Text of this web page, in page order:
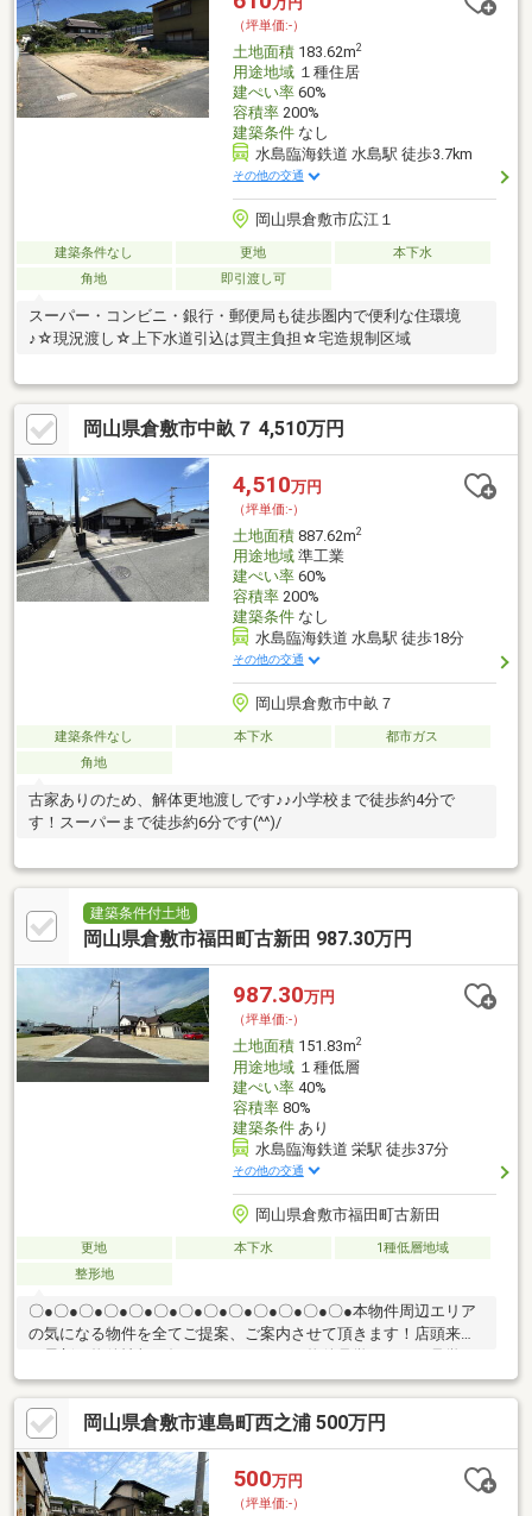
（坪単価:-）
土地面積183.62m2
用途地域１種住居
建ぺい率60%
容積率200%
建築条件なし
水島臨海鉄道 水島駅 徒歩3.7km
その他の交通
岡山県倉敷市広江１
建築条件なし 更地
本下水
角地
即引渡し可
スーパー・コンビニ・銀行・郵便局も徒歩圏内で便利な住環境
♪☆現況渡し☆上下水道引込は買主負担☆宅造規制区域
岡山県倉敷市中畝７ 4,510万円
4,510万円
（坪単価:-）
土地面積887.62m2
用途地域準工業
建ぺい率60%
容積率200%
建築条件なし
水島臨海鉄道 水島駅 徒歩18分
その他の交通
岡山県倉敷市中畝７
建築条件なし 本下水
都市ガス
角地
古家ありのため、解体更地渡しです♪♪小学校まで徒歩約4分で
す！スーパーまで徒歩約6分です(^^)/
建築条件付土地
岡山県倉敷市福田町古新田 987.30万円
987.30万円
（坪単価:-）
土地面積151.83m2
用途地域１種低層
建ぺい率40%
容積率80%
建築条件あり
水島臨海鉄道 栄駅 徒歩37分
その他の交通
岡山県倉敷市福田町古新田
更地 本下水
1種低層地域
整形地
〇●〇●〇●〇●〇●〇●〇●〇●〇●〇●〇●〇●〇●本物件周辺エリア
の気になる物件を全てご提案、ご案内させて頂きます！店頭来店
で最新の物件情報を知りたい！まとめて物件見学ができる見学ツ
アーは【その場で確定！ 見学予約する（無料）からご予約下さ
い】〇●〇●〇●〇●〇●〇●〇●〇●〇●〇●〇●〇●〇●●全11区画の
分譲地！ラスト1区画です！他にも「これはどんな物件？」「住所
が知りたい」など、お気兼ねなくお問い合わせください。物件ご
とではなく、お客様ごとに担当者がサポートさせていただきま
す。
岡山県倉敷市連島町西之浦 500万円
500万円
（坪単価:-）